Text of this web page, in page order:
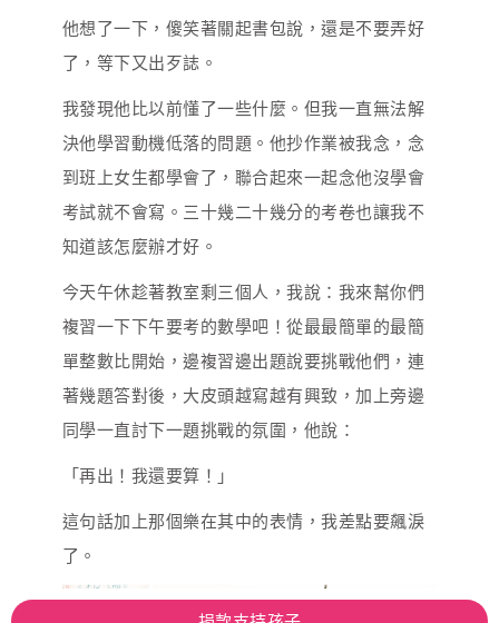
他想了一下，傻笑著關起書包說，還是不要弄好
了，等下又出歹誌。
我發現他比以前懂了一些什麼。但我一直無法解
決他學習動機低落的問題。他抄作業被我念，念
到班上女生都學會了，聯合起來一起念他沒學會
考試就不會寫。三十幾二十幾分的考卷也讓我不
知道該怎麼辦才好。
今天午休趁著教室剩三個人，我說：我來幫你們
複習一下下午要考的數學吧！從最最簡單的最簡
單整數比開始，邊複習邊出題說要挑戰他們，連
著幾題答對後，大皮頭越寫越有興致，加上旁邊
同學一直討下一題挑戰的氛圍，他說：
「再出！我還要算！」
這句話加上那個樂在其中的表情，我差點要飆淚
了。